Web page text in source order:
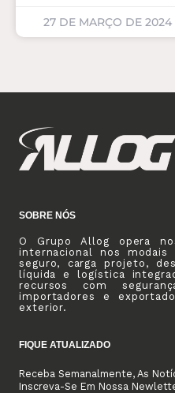
27 DE MARÇO DE 2024
SOBRE NÓS
O Grupo Allog opera
internacional nos
seguro, carga projeto,
líquida e logística
recursos com
importadores e
exterior.
FIQUE ATUALIZADO
Receba Semanalmente, As
Inscreva-Se Em Nossa